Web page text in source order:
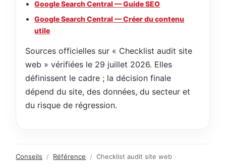
Google Search Central — Guide SEO
Google Search Central — Créer du contenu
utile
Sources officielles sur « Checklist audit site
web » vérifiées le 29 juillet 2026. Elles
définissent le cadre ; la décision finale
dépend du site, des données, du secteur et
du risque de régression.
Conseils / Référence / Checklist audit site web